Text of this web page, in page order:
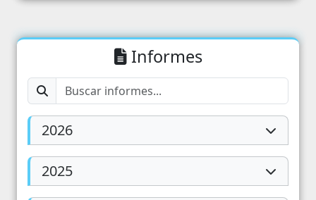
Informes
2026
2025